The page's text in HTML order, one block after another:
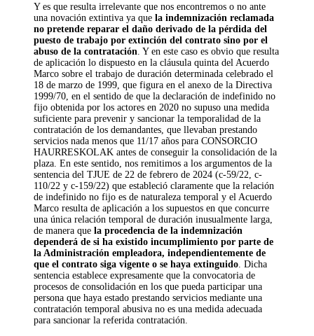
Y es que resulta irrelevante que nos encontremos o no ante
una novación extintiva ya que la indemnización reclamada
no pretende reparar el daño derivado de la pérdida del
puesto de trabajo por extinción del contrato sino por el
abuso de la contratación . Y en este caso es obvio que resulta
de aplicación lo dispuesto en la cláusula quinta del Acuerdo
Marco sobre el trabajo de duración determinada celebrado el
18 de marzo de 1999, que figura en el anexo de la Directiva
1999/70, en el sentido de que la declaración de indefinido no
fijo obtenida por los actores en 2020 no supuso una medida
suficiente para prevenir y sancionar la temporalidad de la
contratación de los demandantes, que llevaban prestando
servicios nada menos que 11/17 años para CONSORCIO
HAURRESKOLAK antes de conseguir la consolidación de la
plaza. En este sentido, nos remitimos a los argumentos de la
sentencia del TJUE de 22 de febrero de 2024 (c-59/22, c-
110/22 y c-159/22) que estableció claramente que la relación
de indefinido no fijo es de naturaleza temporal y el Acuerdo
Marco resulta de aplicación a los supuestos en que concurre
una única relación temporal de duración inusualmente larga,
de manera que la procedencia de la indemnización
dependerá de si ha existido incumplimiento por parte de
la Administración empleadora, independientemente de
que el contrato siga vigente o se haya extinguido . Dicha
sentencia establece expresamente que la convocatoria de
procesos de consolidación en los que pueda participar una
persona que haya estado prestando servicios mediante una
contratación temporal abusiva no es una medida adecuada
para sancionar la referida contratación.